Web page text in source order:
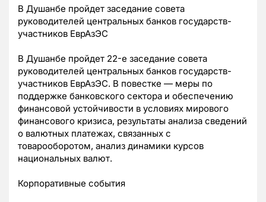
В Душанбе пройдет заседание совета
руководителей центральных банков государств-
участников ЕврАзЭС
В Душанбе пройдет 22-е заседание совета
руководителей центральных банков государств-
участников ЕврАзЭС. В повестке — меры по
поддержке банковского сектора и обеспечению
финансовой устойчивости в условиях мирового
финансового кризиса, результаты анализа сведений
о валютных платежах, связанных с
товарооборотом, анализ динамики курсов
национальных валют.
Корпоративные события